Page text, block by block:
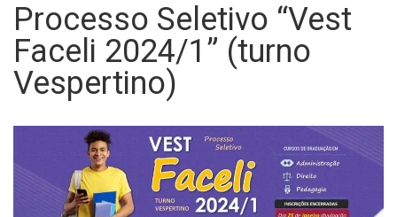
Processo Seletivo “Vest
Faceli 2024/1” (turno
Vespertino)